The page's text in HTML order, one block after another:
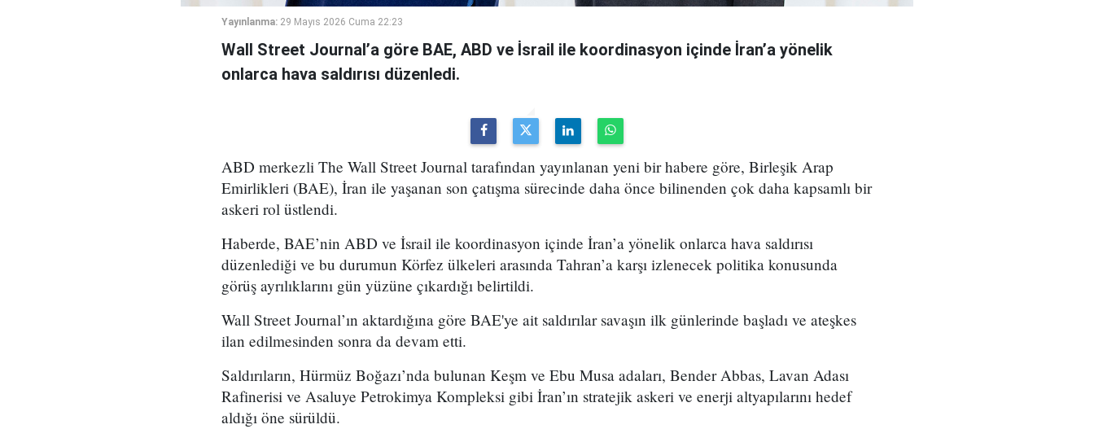
Yayınlanma: 29 Mayıs 2026 Cuma 22:23
Wall Street Journal’a göre BAE, ABD ve İsrail ile koordinasyon içinde İran’a yönelik
onlarca hava saldırısı düzenledi.
ABD merkezli The Wall Street Journal tarafından yayınlanan yeni bir habere göre, Birleşik Arap
Emirlikleri (BAE), İran ile yaşanan son çatışma sürecinde daha önce bilinenden çok daha kapsamlı bir
askeri rol üstlendi.
Haberde, BAE’nin ABD ve İsrail ile koordinasyon içinde İran’a yönelik onlarca hava saldırısı
düzenlediği ve bu durumun Körfez ülkeleri arasında Tahran’a karşı izlenecek politika konusunda
görüş ayrılıklarını gün yüzüne çıkardığı belirtildi.
Wall Street Journal’ın aktardığına göre BAE'ye ait saldırılar savaşın ilk günlerinde başladı ve ateşkes
ilan edilmesinden sonra da devam etti.
Saldırıların, Hürmüz Boğazı’nda bulunan Keşm ve Ebu Musa adaları, Bender Abbas, Lavan Adası
Rafinerisi ve Asaluye Petrokimya Kompleksi gibi İran’ın stratejik askeri ve enerji altyapılarını hedef
aldığı öne sürüldü.